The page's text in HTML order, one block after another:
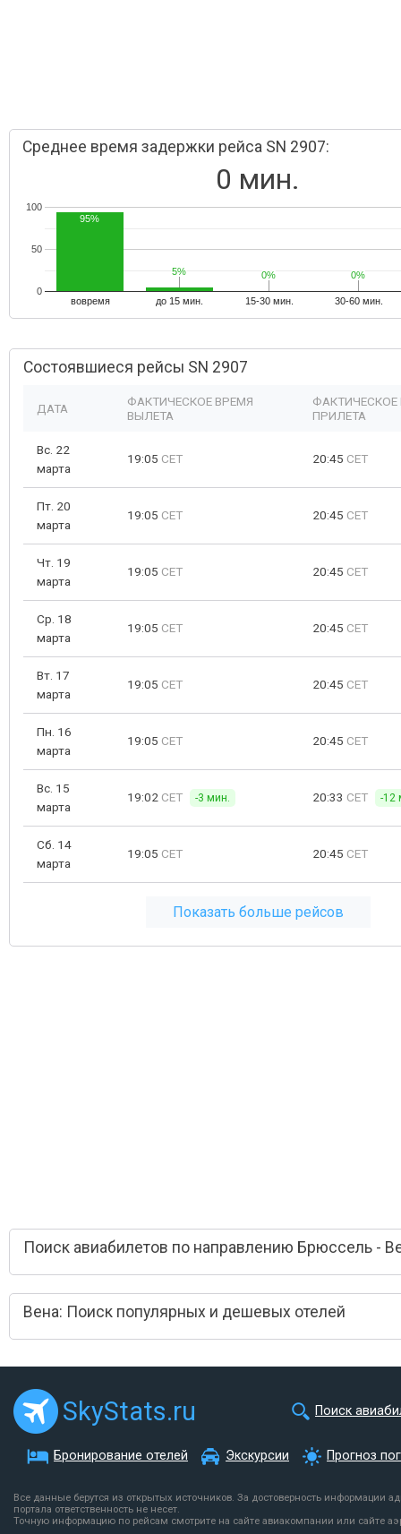
Среднее время задержки рейса SN 2907:
0 мин.
вовремя до 15 мин. 15-30 мин. 30-60 мин.
0
50
100
95%
5%
5% 0%
0% 0%
0%
Состоявшиеся рейсы SN 2907
ДАТА
ФАКТИЧЕСКОЕ ВРЕМЯ
ВЫЛЕТА
ФАКТИЧЕСКОЕ
ПРИЛЕТА
Вс. 22
марта
19:05 CET 20:45 CET
Пт. 20
марта
19:05 CET 20:45 CET
Чт. 19
марта
19:05 CET 20:45 CET
Ср. 18
марта
19:05 CET 20:45 CET
Вт. 17
марта
19:05 CET 20:45 CET
Пн. 16
марта
19:05 CET 20:45 CET
Вс. 15
марта
19:02 CET -3 мин. 20:33 CET -12
Сб. 14
марта
19:05 CET 20:45 CET
Показать больше рейсов
Поиск авиабилетов по направлению Брюссель -
Вена: Поиск популярных и дешевых отелей
SkyStats.ru Поиск
Бронирование отелей Экскурсии Прогноз
Все данные берутся из открытых источников. За достоверность информации
портала ответственность не несет.
Точную информацию по рейсам смотрите на сайте авиакомпании или сайте